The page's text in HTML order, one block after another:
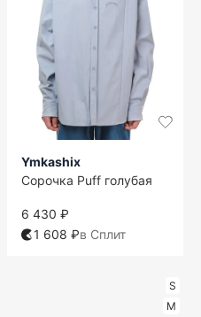
Ymkashix
Сорочка Puff голубая
6 430 ₽
1 608 ₽в Сплит
S
M